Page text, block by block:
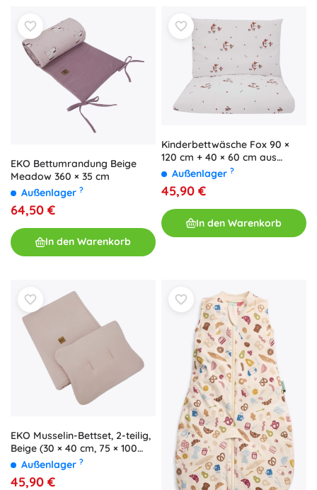
EKO Bettumrandung Beige
Meadow 360 × 35 cm
Außenlager ?
64,50 €
In den Warenkorb
Kinderbettwäsche Fox 90 ×
120 cm + 40 × 60 cm aus
Baumwolle
Außenlager ?
45,90 €
In den Warenkorb
EKO Musselin-Bettset, 2-teilig,
Beige (30 × 40 cm, 75 × 100
cm)Außenlager ?
45,90 €